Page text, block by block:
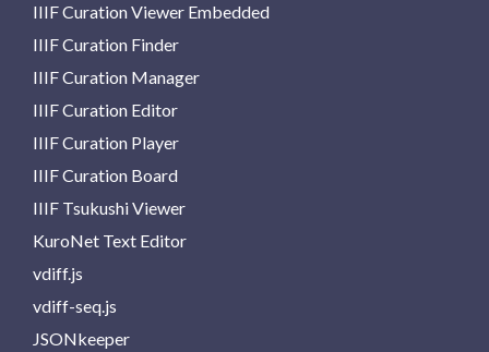
IIIF Curation Viewer Embedded
IIIF Curation Finder
IIIF Curation Manager
IIIF Curation Editor
IIIF Curation Player
IIIF Curation Board
IIIF Tsukushi Viewer
KuroNet Text Editor
vdiff.js
vdiff-seq.js
JSONkeeper